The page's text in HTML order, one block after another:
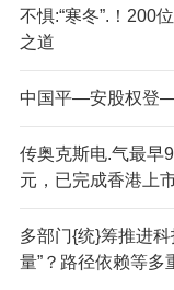
不惧:“寒冬”.！200
之道
中国平—安股权登—
传奥克斯电.气最早
元，已完成香港上
多部门{统}筹推进
量”？路径依赖等多